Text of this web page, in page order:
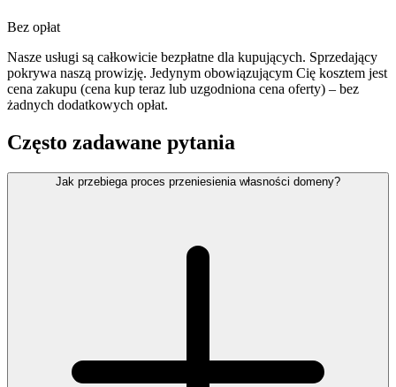
Bez opłat
Nasze usługi są całkowicie bezpłatne dla kupujących. Sprzedający
pokrywa naszą prowizję. Jedynym obowiązującym Cię kosztem jest
cena zakupu (cena kup teraz lub uzgodniona cena oferty) – bez
żadnych dodatkowych opłat.
Często zadawane pytania
Jak przebiega proces przeniesienia własności domeny?